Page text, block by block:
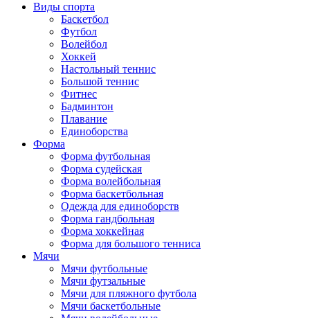
Виды спорта
Баскетбол
Футбол
Волейбол
Хоккей
Настольный теннис
Большой теннис
Фитнес
Бадминтон
Плавание
Единоборства
Форма
Форма футбольная
Форма судейская
Форма волейбольная
Форма баскетбольная
Одежда для единоборств
Форма гандбольная
Форма хоккейная
Форма для большого тенниса
Мячи
Мячи футбольные
Мячи футзальные
Мячи для пляжного футбола
Мячи баскетбольные